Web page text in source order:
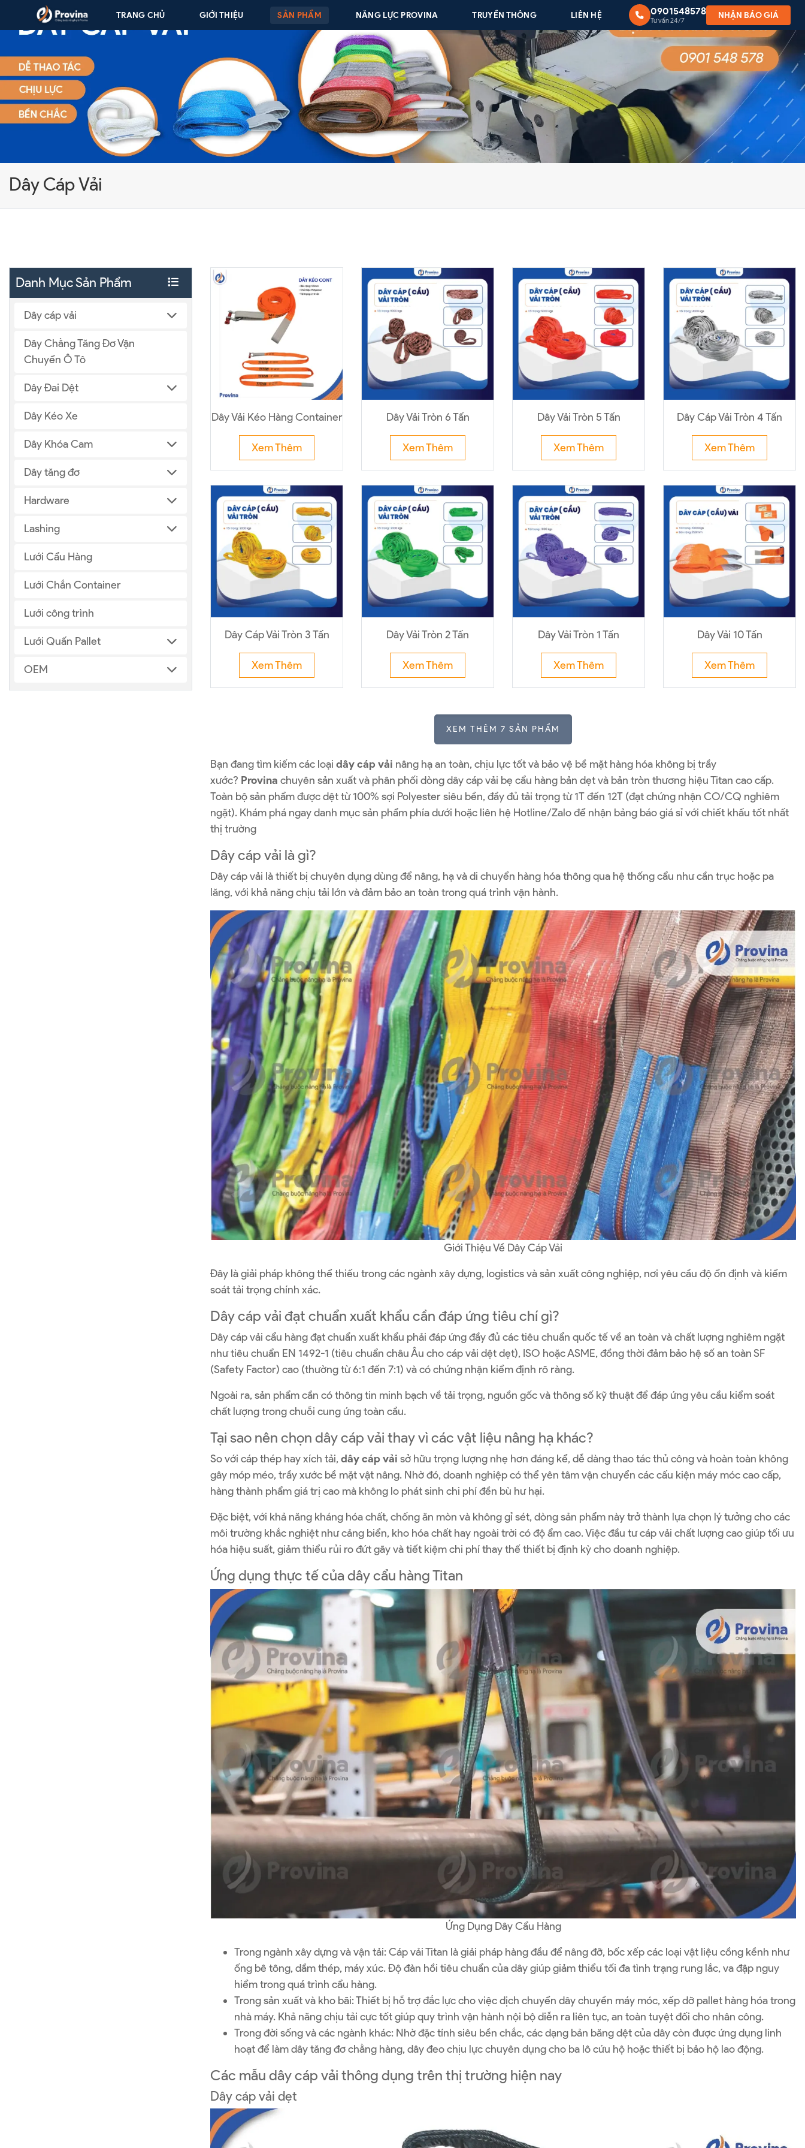
Skip to content
TRANG CHỦ GIỚI THIỆU SẢN PHẨM NĂNG LỰC PROVINA TRUYỀN THÔNG LIÊN HỆ 0901548578
Tư vấn 24/7
NHẬN BÁO GIÁ
Dây Cáp Vải
Danh Mục Sản Phẩm
Dây cáp vải
Dây Chằng Tăng Đơ Vận
Chuyển Ô Tô
Dây Đai Dệt
Dây Kéo Xe
Dây Khóa Cam
Dây tăng đơ
Hardware
Lashing
Lưới Cẩu Hàng
Lưới Chắn Container
Lưới công trình
Lưới Quấn Pallet
OEM
Dây Vải Kéo Hàng Container
Xem Thêm
Dây Vải Tròn 6 Tấn
Xem Thêm
Dây Vải Tròn 5 Tấn
Xem Thêm
Dây Cáp Vải Tròn 4 Tấn
Xem Thêm
Dây Cáp Vải Tròn 3 Tấn
Xem Thêm
Dây Vải Tròn 2 Tấn
Xem Thêm
Dây Vải Tròn 1 Tấn
Xem Thêm
Dây Vải 10 Tấn
Xem Thêm
XEM THÊM 7 SẢN PHẨM
Bạn đang tìm kiếm các loại dây cáp vải nâng hạ an toàn, chịu lực tốt và bảo vệ bề mặt hàng hóa không bị trầy
xước? Provina chuyên sản xuất và phân phối dòng dây cáp vải bẹ cẩu hàng bản dẹt và bản tròn thương hiệu Titan cao cấp.
Toàn bộ sản phẩm được dệt từ 100% sợi Polyester siêu bền, đầy đủ tải trọng từ 1T đến 12T (đạt chứng nhận CO/CQ nghiêm
ngặt). Khám phá ngay danh mục sản phẩm phía dưới hoặc liên hệ Hotline/Zalo để nhận bảng báo giá sỉ với chiết khấu tốt nhất
thị trường
Dây cáp vải là gì?
Dây cáp vải là thiết bị chuyên dụng dùng để nâng, hạ và di chuyển hàng hóa thông qua hệ thống cẩu như cần trục hoặc pa
lăng, với khả năng chịu tải lớn và đảm bảo an toàn trong quá trình vận hành.
Giới Thiệu Về Dây Cáp Vải
Đây là giải pháp không thể thiếu trong các ngành xây dựng, logistics và sản xuất công nghiệp, nơi yêu cầu độ ổn định và kiểm
soát tải trọng chính xác.
Dây cáp vải đạt chuẩn xuất khẩu cần đáp ứng tiêu chí gì?
Dây cáp vải cẩu hàng đạt chuẩn xuất khẩu phải đáp ứng đầy đủ các tiêu chuẩn quốc tế về an toàn và chất lượng nghiêm ngặt
như tiêu chuẩn EN 1492-1 (tiêu chuẩn châu Âu cho cáp vải dệt dẹt), ISO hoặc ASME, đồng thời đảm bảo hệ số an toàn SF
(Safety Factor) cao (thường từ 6:1 đến 7:1) và có chứng nhận kiểm định rõ ràng.
Ngoài ra, sản phẩm cần có thông tin minh bạch về tải trọng, nguồn gốc và thông số kỹ thuật để đáp ứng yêu cầu kiểm soát
chất lượng trong chuỗi cung ứng toàn cầu.
Tại sao nên chọn dây cáp vải thay vì các vật liệu nâng hạ khác?
So với cáp thép hay xích tải,dây cáp vải sở hữu trọng lượng nhẹ hơn đáng kể, dễ dàng thao tác thủ công và hoàn toàn không
gây móp méo, trầy xước bề mặt vật nâng. Nhờ đó, doanh nghiệp có thể yên tâm vận chuyển các cấu kiện máy móc cao cấp,
hàng thành phẩm giá trị cao mà không lo phát sinh chi phí đền bù hư hại.
Đặc biệt, với khả năng kháng hóa chất, chống ăn mòn và không gỉ sét, dòng sản phẩm này trở thành lựa chọn lý tưởng cho các
môi trường khắc nghiệt như cảng biển, kho hóa chất hay ngoài trời có độ ẩm cao. Việc đầu tư cáp vải chất lượng cao giúp tối ưu
hóa hiệu suất, giảm thiểu rủi ro đứt gãy và tiết kiệm chi phí thay thế thiết bị định kỳ cho doanh nghiệp.
Ứng dụng thực tế của dây cẩu hàng Titan
Ứng Dụng Dây Cẩu Hàng
Trong ngành xây dựng và vận tải: Cáp vải Titan là giải pháp hàng đầu để nâng đỡ, bốc xếp các loại vật liệu cồng kềnh như
ống bê tông, dầm thép, máy xúc. Độ đàn hồi tiêu chuẩn của dây giúp giảm thiểu tối đa tình trạng rung lắc, va đập nguy
hiểm trong quá trình cẩu hàng.
Trong sản xuất và kho bãi: Thiết bị hỗ trợ đắc lực cho việc dịch chuyển dây chuyền máy móc, xếp dỡ pallet hàng hóa trong
nhà máy. Khả năng chịu tải cực tốt giúp quy trình vận hành nội bộ diễn ra liên tục, an toàn tuyệt đối cho nhân công.
Trong đời sống và các ngành khác: Nhờ đặc tính siêu bền chắc, các dạng bản băng dệt của dây còn được ứng dụng linh
hoạt để làmdây tăng đơ chằng hàng, dây đeo chịu lực chuyên dụng cho ba lô cứu hộ hoặc thiết bị bảo hộ lao động.
Các mẫu dây cáp vải thông dụng trên thị trường hiện nay
Dây cáp vải dẹt